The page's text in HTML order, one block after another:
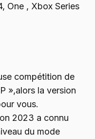
One , Xbox Series
compétition de
»,alors la version
vous.
2023 a connu
du mode